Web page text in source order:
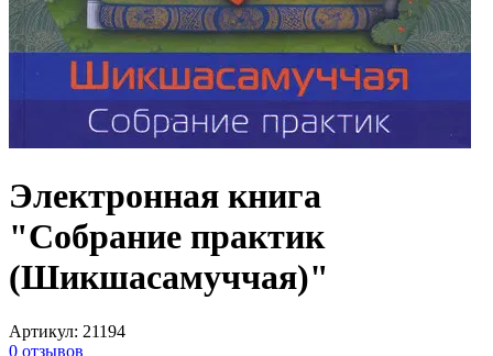
Электронная книга
"Собрание практик
(Шикшасамуччая)"
Артикул: 21194
0 отзывов